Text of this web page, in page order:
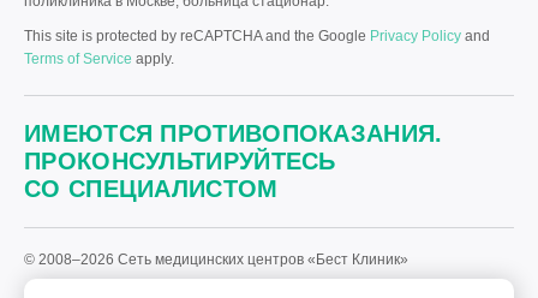
This site is protected by reCAPTCHA and the Google Privacy Policy and
Terms of Service apply.
ИМЕЮТСЯ ПРОТИВОПОКАЗАНИЯ.
ПРОКОНСУЛЬТИРУЙТЕСЬ
СО СПЕЦИАЛИСТОМ
© 2008–2026 Сеть медицинских центров «Бест Клиник»